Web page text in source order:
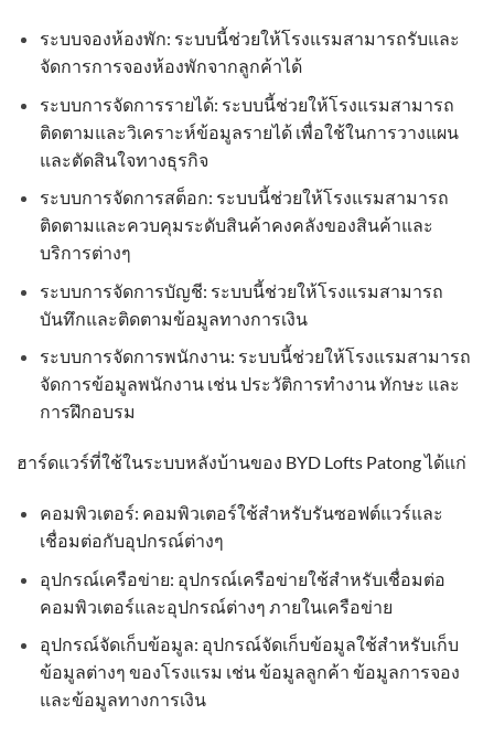
ระบบจองห้องพัก: ระบบนี้ช่วยให้โรงแรมสามารถรับและ
จัดการการจองห้องพักจากลูกค้าได้
ระบบการจัดการรายได้: ระบบนี้ช่วยให้โรงแรมสามารถ
ติดตามและวิเคราะห์ข้อมูลรายได้ เพื่อใช้ในการวางแผน
และตัดสินใจทางธุรกิจ
ระบบการจัดการสต็อก: ระบบนี้ช่วยให้โรงแรมสามารถ
ติดตามและควบคุมระดับสินค้าคงคลังของสินค้าและ
บริการต่างๆ
ระบบการจัดการบัญชี: ระบบนี้ช่วยให้โรงแรมสามารถ
บันทึกและติดตามข้อมูลทางการเงิน
ระบบการจัดการพนักงาน: ระบบนี้ช่วยให้โรงแรมสามารถ
จัดการข้อมูลพนักงาน เช่น ประวัติการทำงาน ทักษะ และ
การฝึกอบรม
ฮาร์ดแวร์ที่ใช้ในระบบหลังบ้านของ BYD Lofts Patong ได้แก่
คอมพิวเตอร์: คอมพิวเตอร์ใช้สำหรับรันซอฟต์แวร์และ
เชื่อมต่อกับอุปกรณ์ต่างๆ
อุปกรณ์เครือข่าย: อุปกรณ์เครือข่ายใช้สำหรับเชื่อมต่อ
คอมพิวเตอร์และอุปกรณ์ต่างๆ ภายในเครือข่าย
อุปกรณ์จัดเก็บข้อมูล: อุปกรณ์จัดเก็บข้อมูลใช้สำหรับเก็บ
ข้อมูลต่างๆ ของโรงแรม เช่น ข้อมูลลูกค้า ข้อมูลการจอง
และข้อมูลทางการเงิน